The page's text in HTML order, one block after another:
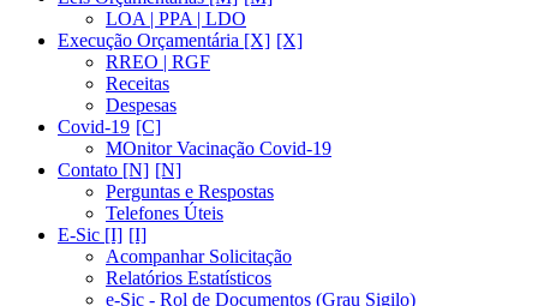
LOA | PPA | LDO
Execução Orçamentária [X]
RREO | RGF
Receitas
Despesas
Covid-19
MOnitor Vacinação Covid-19
Contato [N]
Perguntas e Respostas
Telefones Úteis
E-Sic [I]
Acompanhar Solicitação
Relatórios Estatísticos
e-Sic - Rol de Documentos (Grau Sigilo)